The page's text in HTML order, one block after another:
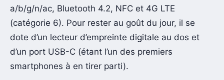
a/b/g/n/ac, Bluetooth 4.2, NFC et 4G LTE
(catégorie 6). Pour rester au goût du jour, il se
dote d’un lecteur d’empreinte digitale au dos et
d’un port USB-C (étant l’un des premiers
smartphones à en tirer parti).